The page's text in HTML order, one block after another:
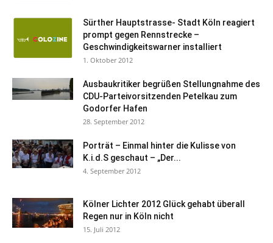
Sürther Hauptstrasse- Stadt Köln reagiert
prompt gegen Rennstrecke –
Geschwindigkeitswarner installiert
1. Oktober 2012
Ausbaukritiker begrüßen Stellungnahme des
CDU-Parteivorsitzenden Petelkau zum
Godorfer Hafen
28. September 2012
Porträt – Einmal hinter die Kulisse von
K.i.d.S geschaut – „Der...
4. September 2012
Kölner Lichter 2012 Glück gehabt überall
Regen nur in Köln nicht
15. Juli 2012